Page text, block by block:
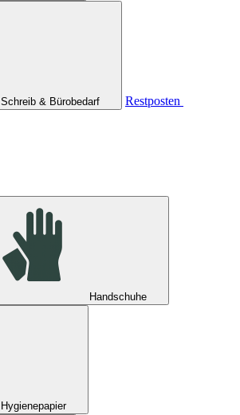
Schreib & Bürobedarf
Restposten
Handschuhe
Hygienepapier